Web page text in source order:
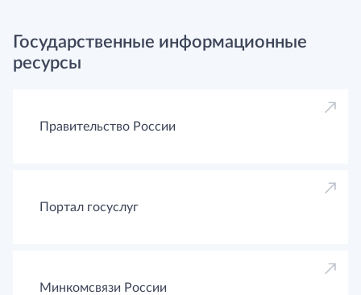
Государственные информационные
ресурсы
Правительство России
Портал госуслуг
Минкомсвязи России